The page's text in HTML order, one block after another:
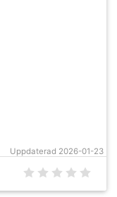
Uppdaterad 2026-01-23